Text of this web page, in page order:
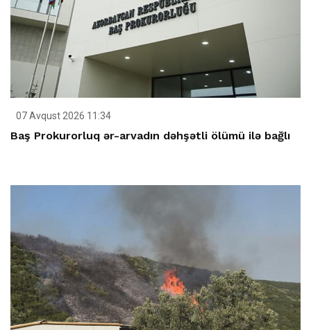
07 Avqust 2026 11:34
Baş Prokurorluq ər-arvadın dəhşətli ölümü ilə bağlı